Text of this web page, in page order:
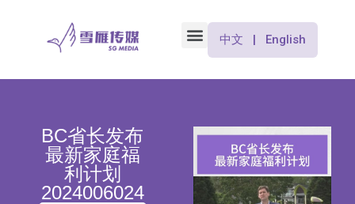
中文 | English
BC省长发布
最新家庭福
利计划
2024006024